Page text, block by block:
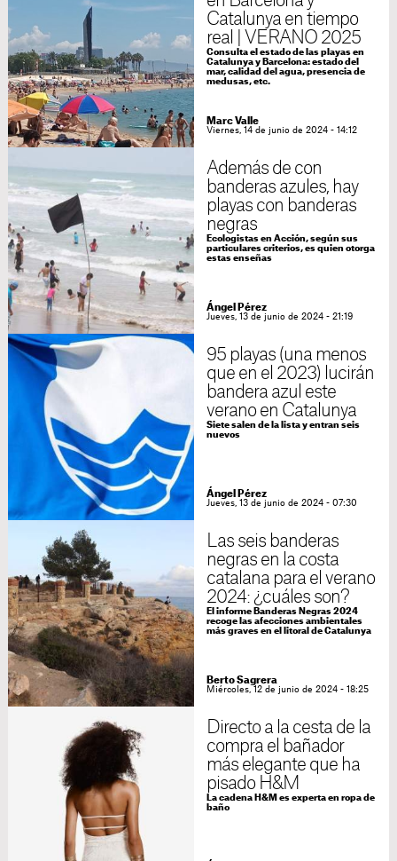
Catalunya en tiempo
real | VERANO 2025
Consulta el estado de las playas en
Catalunya y Barcelona: estado del
mar, calidad del agua, presencia de
medusas, etc.
Marc Valle
Viernes, 14 de junio de 2024 - 14:12
Además de con
banderas azules, hay
playas con banderas
negras
Ecologistas en Acción, según sus
particulares criterios, es quien otorga
estas enseñas
Ángel Pérez
Jueves, 13 de junio de 2024 - 21:19
95 playas (una menos
que en el 2023) lucirán
bandera azul este
verano en Catalunya
Siete salen de la lista y entran seis
nuevos
Ángel Pérez
Jueves, 13 de junio de 2024 - 07:30
Las seis banderas
negras en la costa
catalana para el verano
2024: ¿cuáles son?
El informe Banderas Negras 2024
recoge las afecciones ambientales
más graves en el litoral de Catalunya
Berto Sagrera
Miércoles, 12 de junio de 2024 - 18:25
Directo a la cesta de la
compra el bañador
más elegante que ha
pisado H&M
La cadena H&M es experta en ropa de
baño